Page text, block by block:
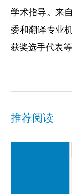
学术指导。来
委和翻译专业
获奖选手代表
推荐阅读